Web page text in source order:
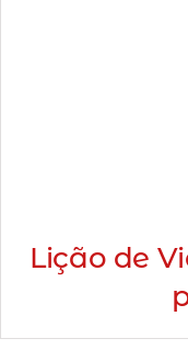
Lição de